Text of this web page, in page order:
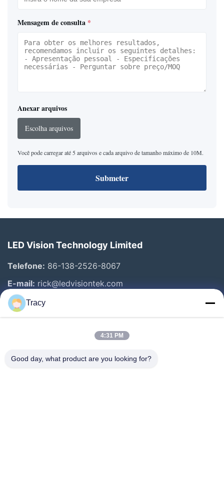
Mensagem de consulta *
Anexar arquivos
Escolha arquivos
Você pode carregar até 5 arquivos e cada arquivo de tamanho máximo de 10M.
Submeter
LED Vision Technology Limited
Telefone: 86-138-2526-8067
E-mail: rick@ledvisiontek.com
Links Rápidos
Produtos
Tracy
4:31 PM
Good day, what product are you looking for?